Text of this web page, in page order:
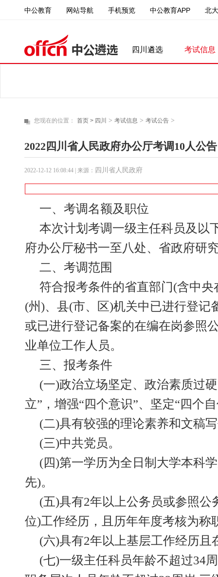
中公教育 网站导航 手机预览 中公教育APP 北
四川遴选 考试信息
您现在的位置： 首页 > 四川 > 考试信息 > 考试公告 >
2022四川省人民政府办公厅考调10人公告
2022-12-12 16:08:44 | 来源： 四川省人民政府
一、考调名额及职位
本次计划考调一级主任科员及以
府办公厅秘书一至八处、省政府研
二、考调范围
符合报考条件的省直部门(含中
(州)、县(市、区)机关中已进行登记
或已进行登记备案的在编在岗参照
业单位工作人员。
三、报考条件
(一)政治立场坚定、政治素质过
立”，增强“四个意识”、坚定“四个
(二)具有较强的理论素养和文稿
(三)中共党员。
(四)第一学历为全日制大学本科
先)。
(五)具有2年以上公务员或参照公
位)工作经历，且历年年度考核为称
(六)具有2年以上基层工作经历且
(七)一级主任科员年龄不超过34